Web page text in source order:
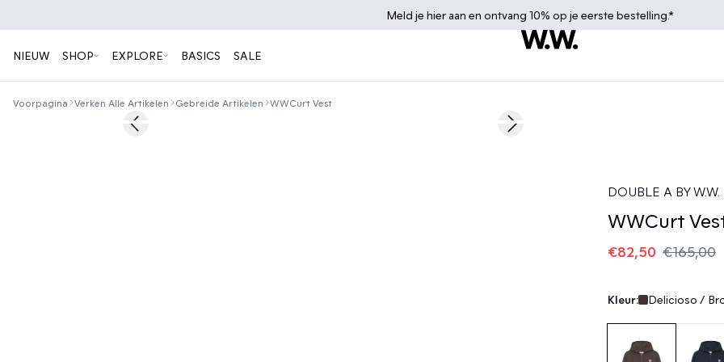
Meld je hier aan en ontvang 10% op je eerste bestelling.*
NIEUW SHOP EXPLORE BASICS SALE
Voorpagina Verken Alle Artikelen Gebreide Artikelen WWCurt Vest
50%Previous slide Next slide
DOUBLE A BY
WWCurt
€82,50 €165,00
Kleur: Delicioso /